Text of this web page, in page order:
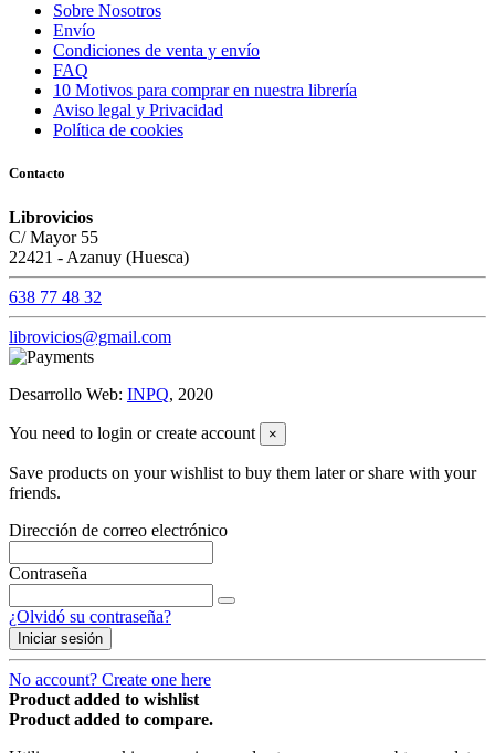
Sobre Nosotros
Envío
Condiciones de venta y envío
FAQ
10 Motivos para comprar en nuestra librería
Aviso legal y Privacidad
Política de cookies
Contacto
Librovicios
C/ Mayor 55
22421 - Azanuy (Huesca)
638 77 48 32
librovicios@gmail.com
Desarrollo Web: INPQ, 2020
You need to login or create account ×
Save products on your wishlist to buy them later or share with your
friends.
Dirección de correo electrónico
Contraseña
¿Olvidó su contraseña?
Iniciar sesión
No account? Create one here
Product added to wishlist
Product added to compare.